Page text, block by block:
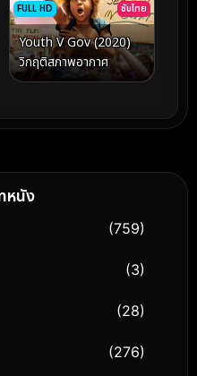
FULL HD ซับไทย
Youth V Gov (2020)
วิกฤติสภาพอากาศ
หนัง
(759)
(3)
(28)
(276)